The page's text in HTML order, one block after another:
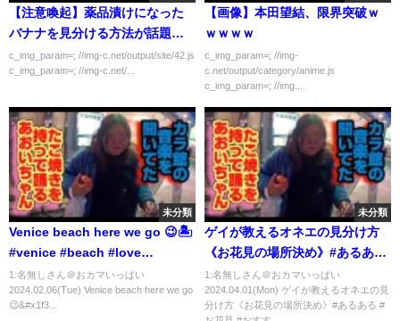
【注意喚起】薬品漬けになった
バナナを見分ける方法が話題に
なる
c_img_param=; //img-c.net/output/site/42.js
c_img_param=; //img-c.net/...
【画像】本田望結、限界突破ｗ
ｗｗｗｗ
c_img_param=; //img-
c.net/output/category/anime.js
c_img_param=; //img...
未分類
Venice beach here we go 😉🏝️
#venice #beach #love
#wonderful #gay
1:名無しさん＠おカマいっぱい
2024.02.06(Tue) Venice beach here we go
😉&#x1f3...
未分類
ゲイが教えるオネエの見分け方
《お花見の場所決め》#あるある
#お花見 #おすすめにのりたい
1:名無しさん＠おカマいっぱい
2024.04.01(Mon) ゲイが教えるオネエの見
分け方《お花見の場所決め》#あるある #